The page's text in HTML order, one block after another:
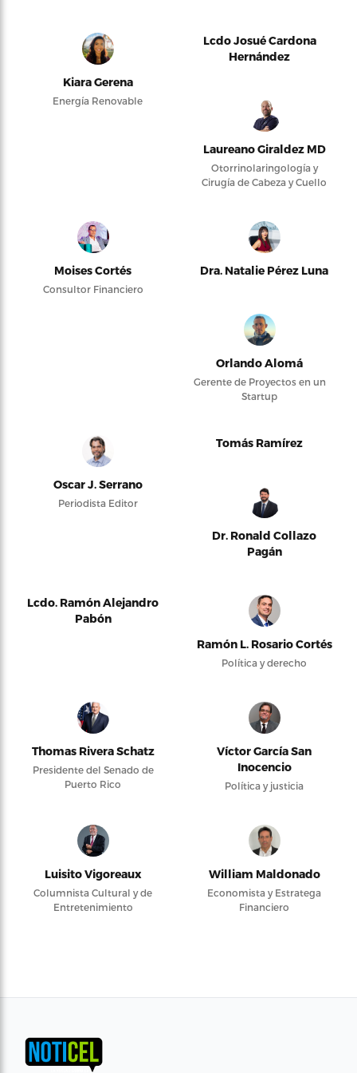
Kiara Gerena
Energía Renovable
Lcdo Josué Cardona
Hernández
Laureano Giraldez MD
Otorrinolaringología y
Cirugía de Cabeza y Cuello
Moises Cortés
Consultor Financiero
Dra. Natalie Pérez Luna
Orlando Alomá
Gerente de Proyectos en un
Startup
Oscar J. Serrano
Periodista Editor
Tomás Ramírez
Dr. Ronald Collazo
Pagán
Lcdo. Ramón Alejandro
Pabón
Ramón L. Rosario Cortés
Política y derecho
Thomas Rivera Schatz
Presidente del Senado de
Puerto Rico
Víctor García San
Inocencio
Política y justicia
Luisito Vigoreaux
Columnista Cultural y de
Entretenimiento
William Maldonado
Economista y Estratega
Financiero